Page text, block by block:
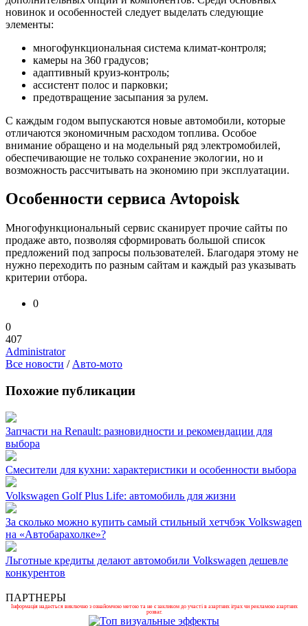
новинок и особенностей следует выделать следующие
элементы:
многофункциональная система климат-контроля;
камеры на 360 градусов;
адаптивный круиз-контроль;
ассистент полос и парковки;
предотвращение засыпания за рулем.
С каждым годом выпускаются новые автомобили, которые
отличаются экономичным расходом топлива. Особое
внимание обращено и на модельный ряд электромобилей,
обеспечивающие не только сохранение экологии, но и
возможность рассчитывать на экономию при эксплуатации.
Особенности сервиса Avtopoisk
Многофункциональный сервис сканирует прочие сайты по
продаже авто, позволяя сформировать большой список
предложений под запросы пользователей. Благодаря этому не
нужно переходить по разным сайтам и каждый раз указывать
критерии отбора.
0
0
407
Administrator
Все новости / Авто-мото
Похожие публикации
Запчасти на Renault: разновидности и рекомендации для
выбора
Смесители для кухни: характеристики и особенности выбора
Volkswagen Golf Plus Life: автомобиль для жизни
За сколько можно купить самый стильный хетчбэк Volkswagen
на «Автобарахолке»?
Льготные кредиты делают автомобили Volkswagen дешевле
конкурентов
ПАРТНЕРЫ
Інформація надається виключно з ознайомчою метою та не є закликом до участі в азартних іграх чи рекламою азартних
розваг.